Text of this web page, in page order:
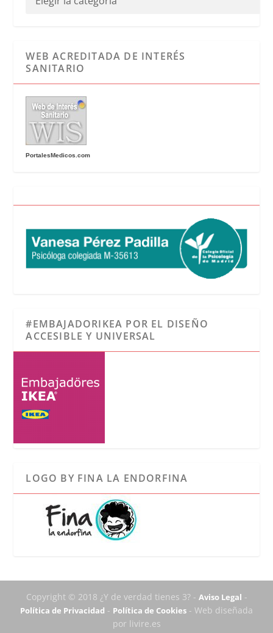
WEB ACREDITADA DE INTERÉS
SANITARIO
PortalesMedicos.com
#EMBAJADORIKEA POR EL DISEÑO
ACCESIBLE Y UNIVERSAL
LOGO BY FINA LA ENDORFINA
Copyright © 2018 ¿Y de verdad tienes 3? - Aviso Legal -
Política de Privacidad - Política de Cookies - Web diseñada
por livire.es